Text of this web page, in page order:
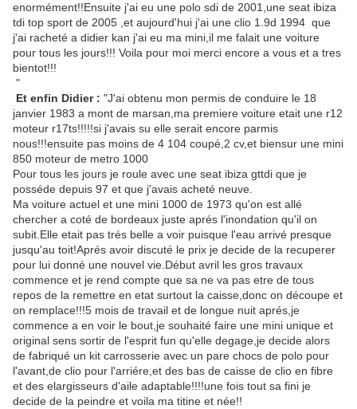
enormément!!Ensuite j'ai eu une polo sdi de 2001,une seat ibiza
tdi top sport de 2005 ,et aujourd'hui j'ai une clio 1.9d 1994 que
j'ai racheté a didier kan j'ai eu ma mini,il me falait une voiture
pour tous les jours!!! Voila pour moi merci encore a vous et a tres
bientot!!!
"
Et enfin Didier : "J'ai obtenu mon permis de conduire le 18
janvier 1983 a mont de marsan,ma premiere voiture etait une r12
moteur r17ts!!!!!si j'avais su elle serait encore parmis
nous!!!ensuite pas moins de 4 104 coupé,2 cv,et biensur une mini
850 moteur de metro 1000
Pour tous les jours je roule avec une seat ibiza gttdi que je
posséde depuis 97 et que j'avais acheté neuve.
Ma voiture actuel et une mini 1000 de 1973 qu'on est allé
chercher a coté de bordeaux juste aprés l'inondation qu'il on
subit.Elle etait pas trés belle a voir puisque l'eau arrivé presque
jusqu'au toit!Aprés avoir discuté le prix je decide de la recuperer
pour lui donné une nouvel vie.Début avril les gros travaux
commence et je rend compte que sa ne va pas etre de tous
repos de la remettre en etat surtout la caisse,donc on découpe et
on remplace!!!5 mois de travail et de longue nuit aprés,je
commence a en voir le bout,je souhaité faire une mini unique et
original sens sortir de l'esprit fun qu'elle degage,je decide alors
de fabriqué un kit carrosserie avec un pare chocs de polo pour
l'avant,de clio pour l'arriére,et des bas de caisse de clio en fibre
et des elargisseurs d'aile adaptable!!!!une fois tout sa fini je
decide de la peindre et voila ma titine et née!!